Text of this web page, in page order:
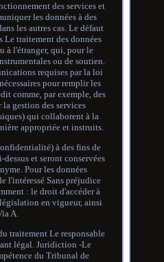
des services et
les données à des
les autres cas. Le défaut
Le traitement des données
à l'étranger, qui, pour le
ou de soutien.
requises par la loi
pour remplir les
comme, par exemple, des
la gestion des services
qui collaborent à la
appropriée et instruits.
à des fins de
et seront conservées
Pour les données
l'intéressé Sans préjudice
: le droit d'accéder à
en vigueur, ainsi
A.
traitement Le responsable
légal. Juridiction -Le
du Tribunal de